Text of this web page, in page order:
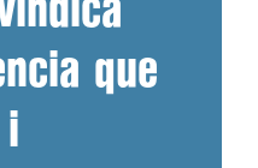
que
i